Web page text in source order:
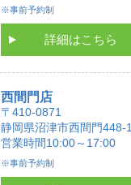
※事前予約制
詳細はこちら
西間門店
〒410-0871
静岡県沼津市西間門448-1
営業時間10:00～17:00
※事前予約制